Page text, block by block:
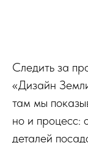
Следить за
«Дизайн
там мы
но и процесс:
деталей